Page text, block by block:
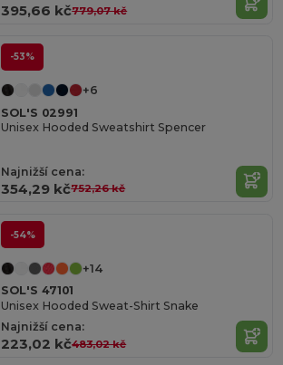
395,66 kč779,07 kč
-53%
+6
SOL'S 02991
Unisex Hooded Sweatshirt Spencer
Najnižší cena:
354,29 kč752,26 kč
-54%
+14
SOL'S 47101
Unisex Hooded Sweat-Shirt Snake
Najnižší cena:
223,02 kč483,02 kč